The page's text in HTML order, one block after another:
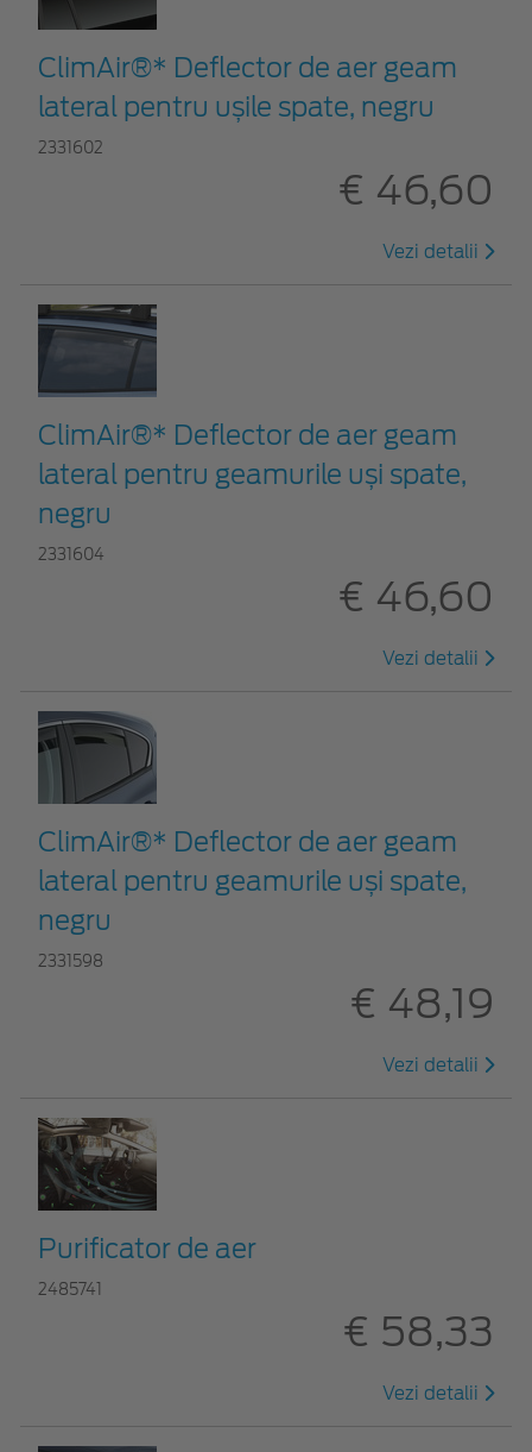
ClimAir®* Deflector de aer geam
lateral pentru ușile spate, negru
2331602
€ 46,60
Vezi detalii
ClimAir®* Deflector de aer geam
lateral pentru geamurile uși spate,
negru
2331604
€ 46,60
Vezi detalii
ClimAir®* Deflector de aer geam
lateral pentru geamurile uși spate,
negru
2331598
€ 48,19
Vezi detalii
Purificator de aer
2485741
€ 58,33
Vezi detalii